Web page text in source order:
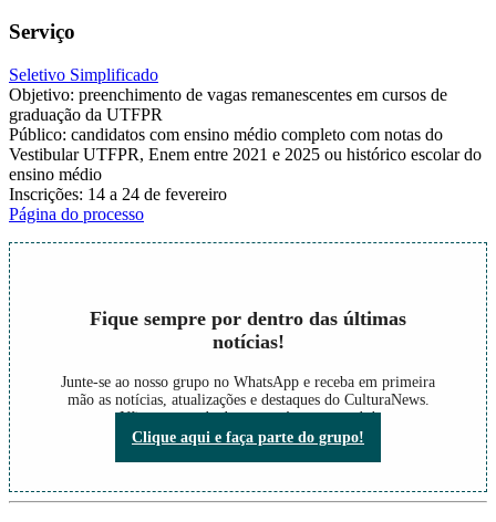
Serviço
Seletivo Simplificado
Objetivo: preenchimento de vagas remanescentes em cursos de
graduação da UTFPR
Público: candidatos com ensino médio completo com notas do
Vestibular UTFPR, Enem entre 2021 e 2025 ou histórico escolar do
ensino médio
Inscrições: 14 a 24 de fevereiro
Página do processo
Fique sempre por dentro das últimas
notícias!
Junte-se ao nosso grupo no WhatsApp e receba em primeira
mão as notícias, atualizações e destaques do CulturaNews.
Não perca nada do que está acontecendo!
Clique aqui e faça parte do grupo!